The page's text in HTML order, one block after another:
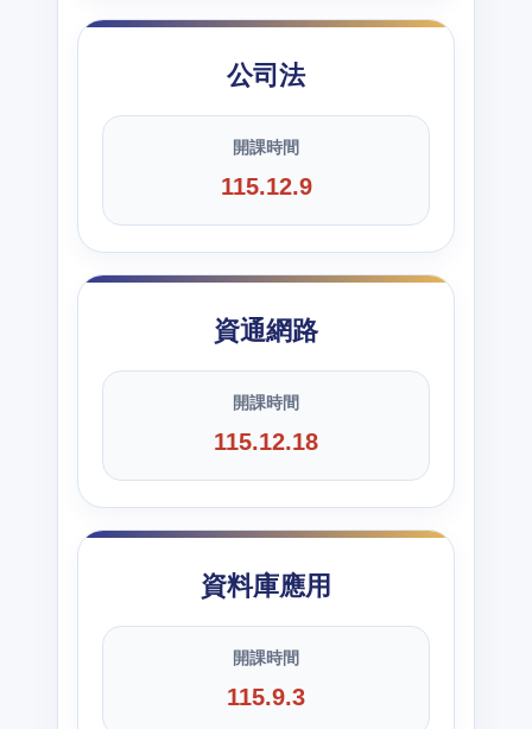
公司法
開課時間
115.12.9
資通網路
開課時間
115.12.18
資料庫應用
開課時間
115.9.3